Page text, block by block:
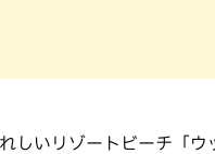
しいリゾートビーチ「ウ